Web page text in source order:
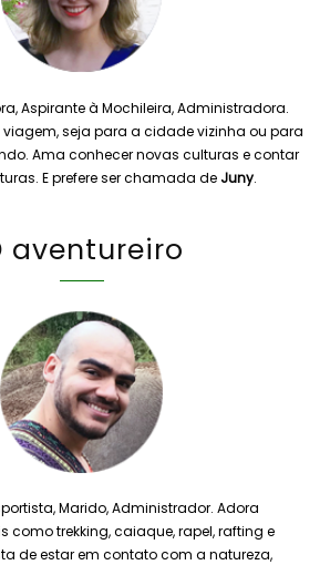
Aspirante à Mochileira, Administradora.
seja para a cidade vizinha ou para
Ama conhecer novas culturas e contar
E prefere ser chamada de Juny.
aventureiro
Marido, Administrador. Adora
como trekking, caiaque, rapel, rafting e
de estar em contato com a natureza,